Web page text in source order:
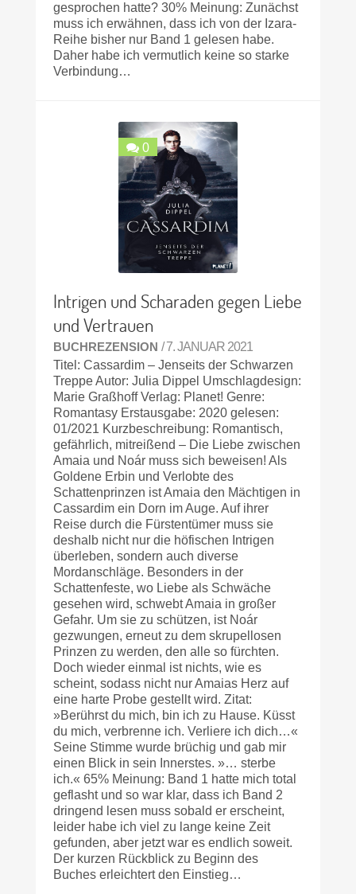
gesprochen hatte? 30% Meinung: Zunächst
muss ich erwähnen, dass ich von der Izara-
Reihe bisher nur Band 1 gelesen habe.
Daher habe ich vermutlich keine so starke
Verbindung…
0
Intrigen und Scharaden gegen Liebe
und Vertrauen
BUCHREZENSION / 7. JANUAR 2021
Titel: Cassardim – Jenseits der Schwarzen
Treppe Autor: Julia Dippel Umschlagdesign:
Marie Graßhoff Verlag: Planet! Genre:
Romantasy Erstausgabe: 2020 gelesen:
01/2021 Kurzbeschreibung: Romantisch,
gefährlich, mitreißend – Die Liebe zwischen
Amaia und Noár muss sich beweisen! Als
Goldene Erbin und Verlobte des
Schattenprinzen ist Amaia den Mächtigen in
Cassardim ein Dorn im Auge. Auf ihrer
Reise durch die Fürstentümer muss sie
deshalb nicht nur die höfischen Intrigen
überleben, sondern auch diverse
Mordanschläge. Besonders in der
Schattenfeste, wo Liebe als Schwäche
gesehen wird, schwebt Amaia in großer
Gefahr. Um sie zu schützen, ist Noár
gezwungen, erneut zu dem skrupellosen
Prinzen zu werden, den alle so fürchten.
Doch wieder einmal ist nichts, wie es
scheint, sodass nicht nur Amaias Herz auf
eine harte Probe gestellt wird. Zitat:
»Berührst du mich, bin ich zu Hause. Küsst
du mich, verbrenne ich. Verliere ich dich…«
Seine Stimme wurde brüchig und gab mir
einen Blick in sein Innerstes. »… sterbe
ich.« 65% Meinung: Band 1 hatte mich total
geflasht und so war klar, dass ich Band 2
dringend lesen muss sobald er erscheint,
leider habe ich viel zu lange keine Zeit
gefunden, aber jetzt war es endlich soweit.
Der kurzen Rückblick zu Beginn des
Buches erleichtert den Einstieg…